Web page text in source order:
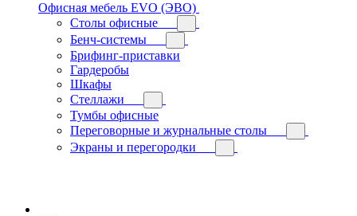
Офисная мебель EVO (ЭВО)
Cтолы офисные
Бенч-системы
Брифинг-приставки
Гардеробы
Шкафы
Стеллажи
Тумбы офисные
Переговорные и журнальные столы
Экраны и перегородки